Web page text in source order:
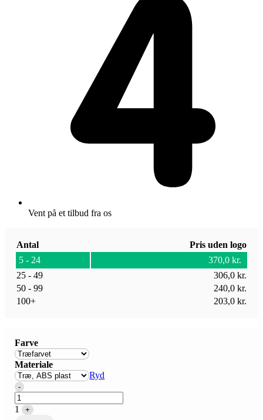
Vent på et tilbud fra os
Antal
Pris uden logo
5 - 24
370,0 kr.
25 - 49
306,0 kr.
50 - 99
240,0 kr.
100+
203,0 kr.
Farve
Materiale
Ryd
Quantity
-
1
+